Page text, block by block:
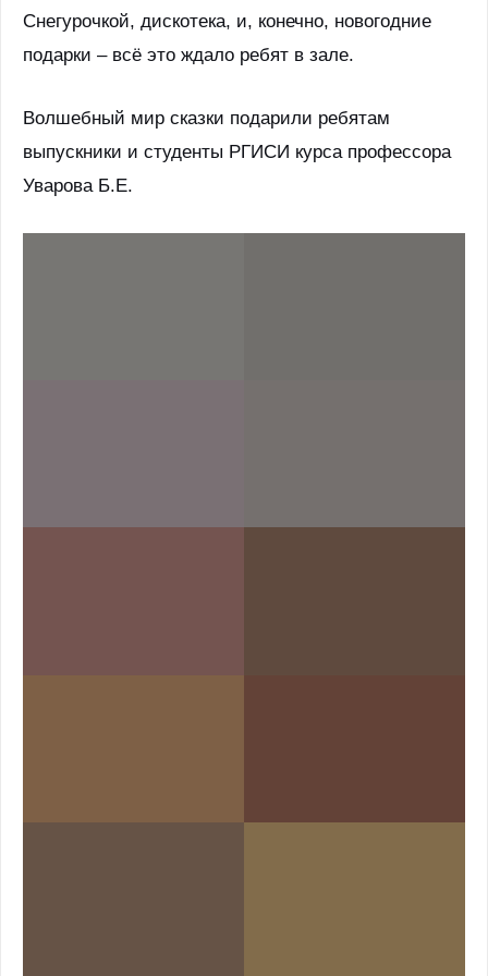
Снегурочкой, дискотека, и, конечно, новогодние
подарки – всё это ждало ребят в зале.
Волшебный мир сказки подарили ребятам
выпускники и студенты РГИСИ курса профессора
Уварова Б.Е.